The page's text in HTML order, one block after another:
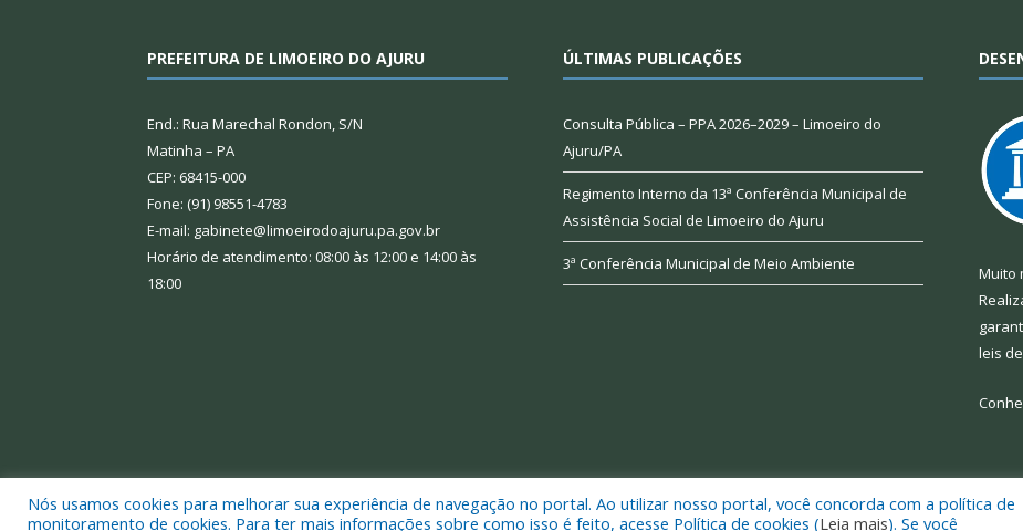
PREFEITURA DE LIMOEIRO DO AJURU
End.: Rua Marechal Rondon, S/N
Matinha – PA
CEP: 68415-000
Fone: (91) 98551-4783
E-mail: gabinete@limoeirodoajuru.pa.gov.br
Horário de atendimento: 08:00 às 12:00 e 14:00 às
18:00
ÚLTIMAS PUBLICAÇÕES
Consulta Pública – PPA 2026–2029 – Limoeiro do
Ajuru/PA
Regimento Interno da 13ª Conferência Municipal de
Assistência Social de Limoeiro do Ajuru
3ª Conferência Municipal de Meio Ambiente Muito
leis
Todos os direitos reservados a Prefeitura Municipal de Limoeiro do Ajuru. Mapa do Site
Nós usamos cookies para melhorar sua experiência de navegação no portal. Ao utilizar nosso portal, você concorda com a política de
monitoramento de cookies. Para ter mais informações sobre como isso é feito, acesse Política de cookies (Leia mais). Se você